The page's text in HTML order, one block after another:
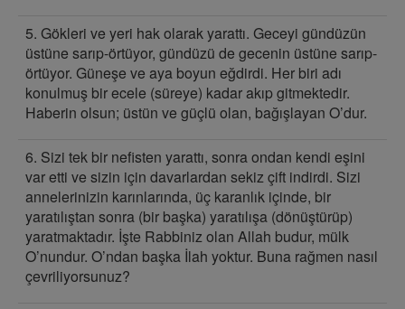
5. Gökleri ve yeri hak olarak yarattı. Geceyi gündüzün
üstüne sarıp-örtüyor, gündüzü de gecenin üstüne sarıp-
örtüyor. Güneşe ve aya boyun eğdirdi. Her biri adı
konulmuş bir ecele (süreye) kadar akıp gitmektedir.
Haberin olsun; üstün ve güçlü olan, bağışlayan O’dur.
6. Sizi tek bir nefisten yarattı, sonra ondan kendi eşini
var etti ve sizin için davarlardan sekiz çift indirdi. Sizi
annelerinizin karınlarında, üç karanlık içinde, bir
yaratılıştan sonra (bir başka) yaratılışa (dönüştürüp)
yaratmaktadır. İşte Rabbiniz olan Allah budur, mülk
O’nundur. O’ndan başka İlah yoktur. Buna rağmen nasıl
çevriliyorsunuz?